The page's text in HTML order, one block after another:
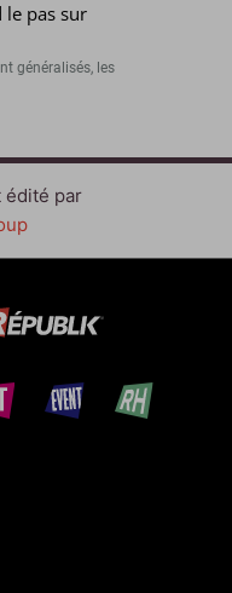
le pas sur
généralisés, les
édité par